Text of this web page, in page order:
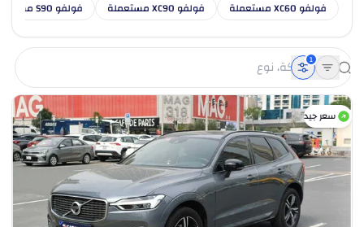
فولفو XC60 مستعملة فولفو XC90 مستعملة فولفو S90 مستعملة
1
سعر جيد